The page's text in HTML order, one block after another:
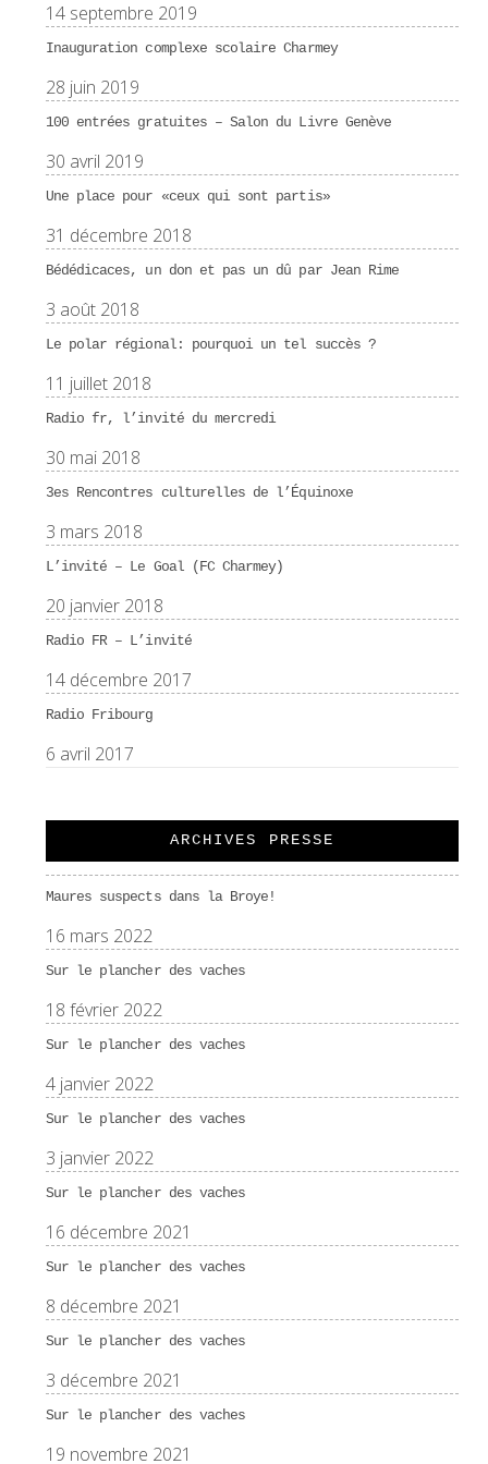
14 septembre 2019
Inauguration complexe scolaire Charmey
28 juin 2019
100 entrées gratuites – Salon du Livre Genève
30 avril 2019
Une place pour «ceux qui sont partis»
31 décembre 2018
Bédédicaces, un don et pas un dû par Jean Rime
3 août 2018
Le polar régional: pourquoi un tel succès ?
11 juillet 2018
Radio fr, l’invité du mercredi
30 mai 2018
3es Rencontres culturelles de l’Équinoxe
3 mars 2018
L’invité – Le Goal (FC Charmey)
20 janvier 2018
Radio FR – L’invité
14 décembre 2017
Radio Fribourg
6 avril 2017
ARCHIVES PRESSE
Maures suspects dans la Broye!
16 mars 2022
Sur le plancher des vaches
18 février 2022
Sur le plancher des vaches
4 janvier 2022
Sur le plancher des vaches
3 janvier 2022
Sur le plancher des vaches
16 décembre 2021
Sur le plancher des vaches
8 décembre 2021
Sur le plancher des vaches
3 décembre 2021
Sur le plancher des vaches
19 novembre 2021